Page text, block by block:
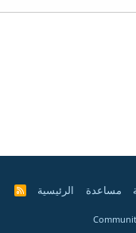
مساعدة الرئيسية
R